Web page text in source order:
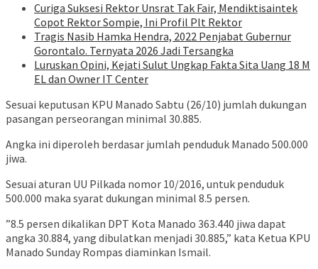
Curiga Suksesi Rektor Unsrat Tak Fair, Mendiktisaintek
Copot Rektor Sompie, Ini Profil Plt Rektor
Tragis Nasib Hamka Hendra, 2022 Penjabat Gubernur
Gorontalo. Ternyata 2026 Jadi Tersangka
Luruskan Opini, Kejati Sulut Ungkap Fakta Sita Uang 18 M
EL dan Owner IT Center
Sesuai keputusan KPU Manado Sabtu (26/10) jumlah dukungan
pasangan perseorangan minimal 30.885.
Angka ini diperoleh berdasar jumlah penduduk Manado 500.000
jiwa.
Sesuai aturan UU Pilkada nomor 10/2016, untuk penduduk
500.000 maka syarat dukungan minimal 8.5 persen.
”8.5 persen dikalikan DPT Kota Manado 363.440 jiwa dapat
angka 30.884, yang dibulatkan menjadi 30.885,” kata Ketua KPU
Manado Sunday Rompas diaminkan Ismail.